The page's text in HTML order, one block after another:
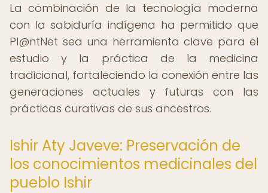
La combinación de la tecnología moderna
con la sabiduría indígena ha permitido que
Pl@ntNet sea una herramienta clave para el
estudio y la práctica de la medicina
tradicional, fortaleciendo la conexión entre las
generaciones actuales y futuras con las
prácticas curativas de sus ancestros.
Ishir Aty Javeve: Preservación de
los conocimientos medicinales del
pueblo Ishir